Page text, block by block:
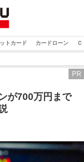
トカード カードローン Ｃ
が700万円まで
PR